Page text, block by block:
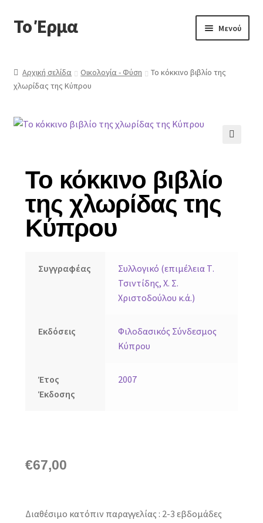
Το Έρμα Μενού
Ποιοι είμαστε
Κατηγορίες Βιβλίων
Επικοινωνία
Αρχική σελίδα Οικολογία - Φύση
Το κόκκινο βιβλίο της
χλωρίδας της Κύπρου
Το κόκκινο βιβλίο
της χλωρίδας της
Κύπρου
Συγγραφέας
Συλλογικό (επιμέλεια Τ.
Τσιντίδης, Χ. Σ.
Χριστοδούλου κ.ά.)
Εκδόσεις
Φιλοδασικός Σύνδεσμος
Κύπρου
Έτος
Έκδοσης
2007
€67,00
Διαθέσιμο κατόπιν παραγγελίας : 2-3 εβδομάδες